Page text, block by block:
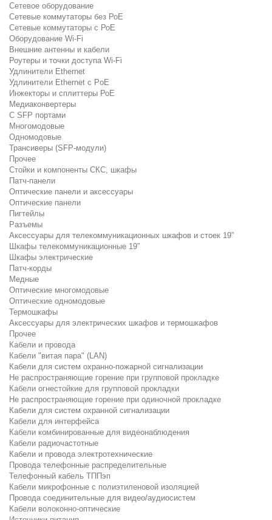
Сетевое оборудование
Сетевые коммутаторы без РоЕ
Сетевые коммутаторы с РоЕ
Оборудование Wi-Fi
Внешние антенны и кабели
Роутеры и точки доступа Wi-Fi
Удлинители Ethernet
Удлинители Ethernet с PoE
Инжекторы и сплиттеры РоЕ
Медиаконвертеры
С SFP портами
Многомодовые
Одномодовые
Трансиверы (SFP-модули)
Прочее
Стойки и компоненты СКС, шкафы
Патч-панели
Оптические панели и аксессуары
Оптические панели
Пигтейлы
Разъемы
Аксессуары для телекоммуникационных шкафов и стоек 19”
Шкафы телекоммуникационные 19”
Шкафы электрические
Патч-корды
Медные
Оптические многомодовые
Оптические одномодовые
Термошкафы
Аксессуары для электрических шкафов и термошкафов
Прочее
Кабели и провода
Кабели "витая пара" (LAN)
Кабели для систем охранно-пожарной сигнализации
Не распространяющие горение при групповой прокладке
Кабели огнестойкие для групповой прокладки
Не распространяющие горение при одиночной прокладке
Кабели для систем охранной сигнализации
Кабели для интерфейса
Кабели комбинированные для видеонаблюдения
Кабели радиочастотные
Кабели и провода электротехнические
Провода телефонные распределительные
Телефонный кабель ТППэп
Кабели микрофонные с полиэтиленовой изоляцией
Провода соединительные для видео/аудиосистем
Кабели волоконно-оптические